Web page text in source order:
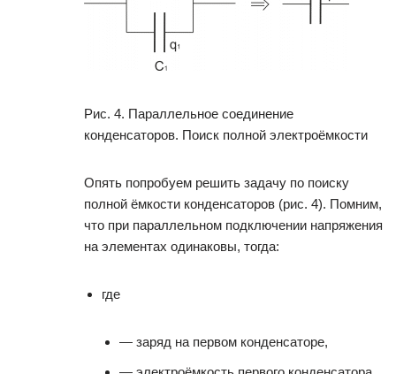
Рис. 4. Параллельное соединение
конденсаторов. Поиск полной электроёмкости
Опять попробуем решить задачу по поиску
полной ёмкости конденсаторов (рис. 4). Помним,
что при параллельном подключении напряжения
на элементах одинаковы, тогда:
где
— заряд на первом конденсаторе,